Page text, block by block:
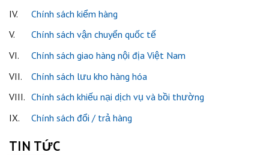
IV.
Chính sách kiểm hàng
V.
Chính sách vận chuyển quốc tế
VI.
Chính sách giao hàng nội địa Việt Nam
VII.
Chính sách lưu kho hàng hóa
VIII. Chính sách khiếu nại dịch vụ và bồi thường
IX.
Chính sách đổi / trả hàng
TIN TỨC